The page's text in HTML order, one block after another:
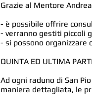
Grazie al Mentore
- è possibile offrire
- verranno gestiti piccoli
- si possono organizzare
QUINTA ED ULTIMA
Ad ogni raduno di San
maniera dettagliata, le